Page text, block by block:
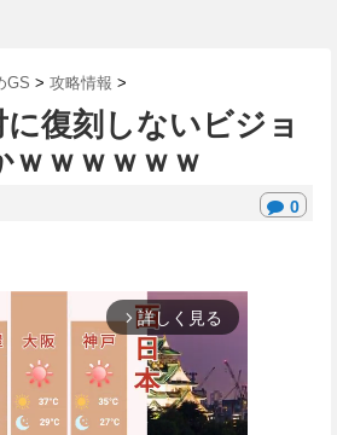
GS > 攻略情報 >
に復刻しないビジョ
ｗｗｗｗｗｗ
0
arrow_forward_ios 詳しく見る